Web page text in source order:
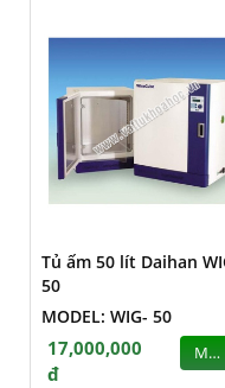
Tủ ấm 50 lít Daihan
50
MODEL: WIG- 50
17,000,000
đ
MUA